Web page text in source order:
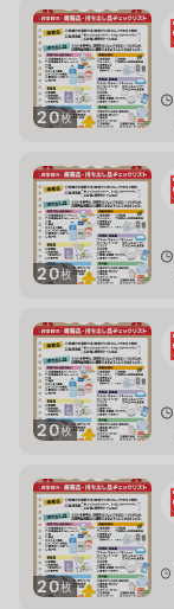
20枚
20枚
20枚
20枚